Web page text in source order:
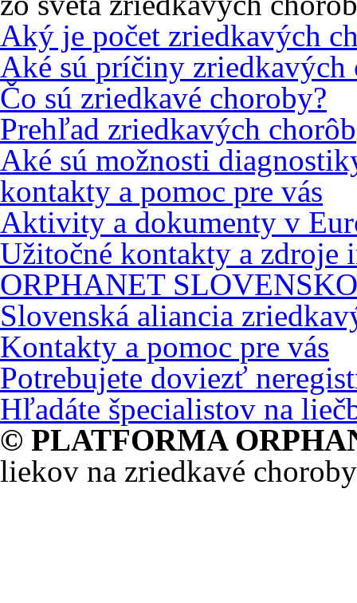
Aký je počet zriedkavých
Aké sú príčiny zriedkavých
Čo sú zriedkavé choroby?
Prehľad zriedkavých chorôb
Aké sú možnosti
kontakty a pomoc pre vás
Aktivity a dokumenty v
Užitočné kontakty a zdroje
ORPHANET SLOVENSKO
Slovenská aliancia
Kontakty a pomoc pre vás
Potrebujete doviezť
Hľadáte špecialistov na
© PLATFORMA
liekov na zriedkavé